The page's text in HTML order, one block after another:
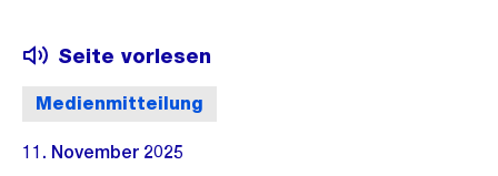
Medienmitteilung
Seite vorlesen
11. November 2025